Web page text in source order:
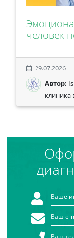
человек
29.07.2026
Автор:
клиника